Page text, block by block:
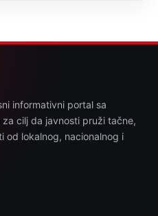
informativni portal sa
cilj da javnosti pruži tačne,
od lokalnog, nacionalnog i